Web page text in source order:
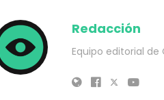
Redacción
Equipo editorial de